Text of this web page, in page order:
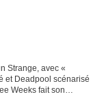
Strange, avec «
et Deadpool scénarisé
Weeks fait son